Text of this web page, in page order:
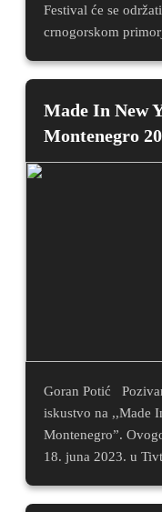
Festival će se
crnogorskom
Made In New
Montenegro
Goran Potić
iskustvo na ,,Made
Montenegro”.
18. juna 2023. u